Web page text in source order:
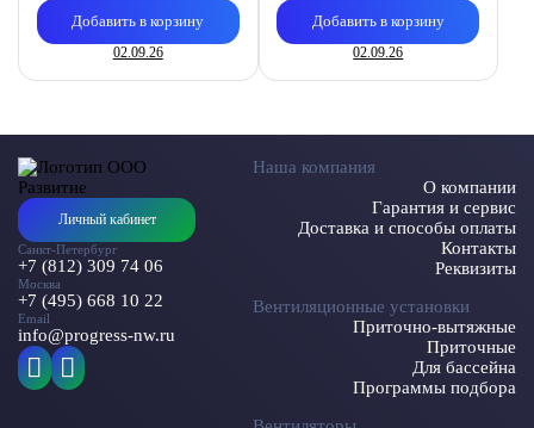
Добавить в корзину
02.09.26
Добавить в корзину
02.09.26
Личный кабинет
Санкт-Петербург
+7 (812) 309 74 06
Москва
+7 (495) 668 10 22
Email
info@progress-nw.ru
Наша компания
О компании
Гарантия и сервис
Доставка и способы оплаты
Контакты
Реквизиты
Вентиляционные установки
Приточно-вытяжные
Приточные
Для бассейна
Программы подбора